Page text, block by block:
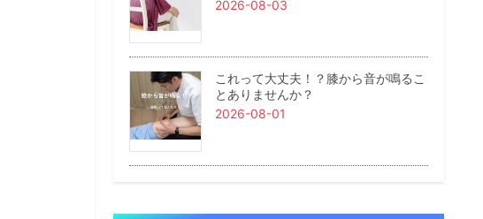
2026-08-03
これって大丈夫！？膝から音が鳴るこ
とありませんか？
2026-08-01